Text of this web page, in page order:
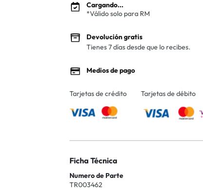
Cargando...
*Válido solo para RM
Devolución gratis
Tienes 7 días desde que lo recibes.
Medios de pago
Tarjetas de crédito Tarjetas de débito
Ficha Técnica
Numero de Parte
TR003462